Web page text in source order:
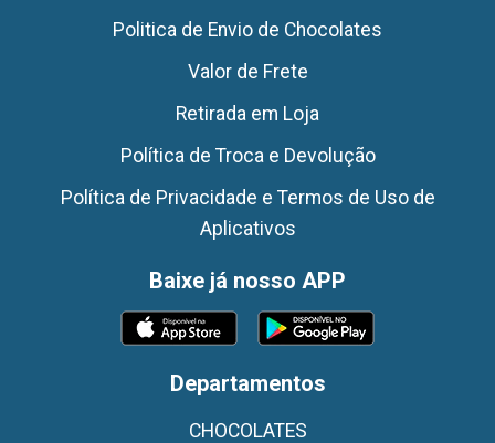
Politica de Envio de Chocolates
Valor de Frete
Retirada em Loja
Política de Troca e Devolução
Política de Privacidade e Termos de Uso de
Aplicativos
Baixe já nosso APP
Departamentos
CHOCOLATES